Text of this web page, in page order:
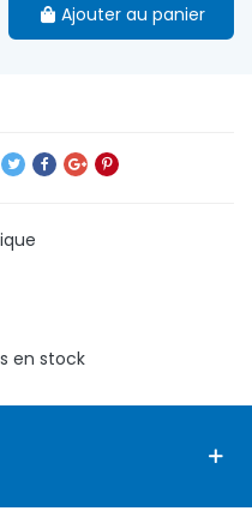
en stock
Ajouter au panier